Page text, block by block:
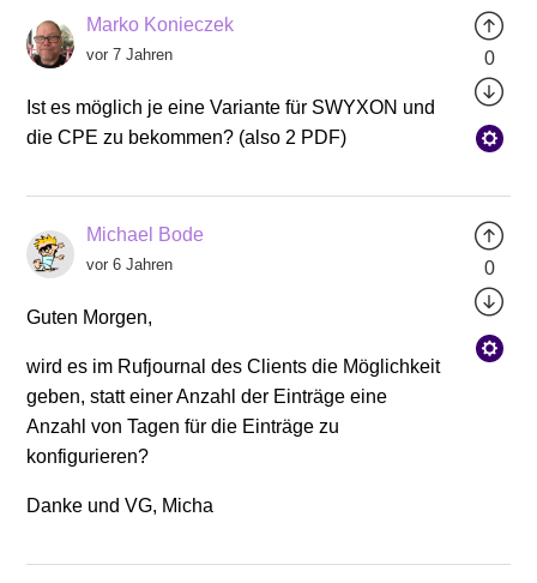
Marko Konieczek
vor 7 Jahren
Ist es möglich je eine Variante für SWYXON und
die CPE zu bekommen? (also 2 PDF)
0
Michael Bode
vor 6 Jahren
Guten Morgen,
wird es im Rufjournal des Clients die Möglichkeit
geben, statt einer Anzahl der Einträge eine
Anzahl von Tagen für die Einträge zu
konfigurieren?
Danke und VG, Micha
0